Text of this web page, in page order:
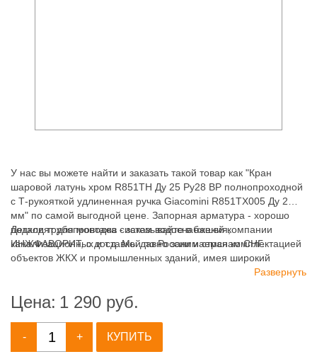
У нас вы можете найти и заказать такой товар как "Кран
шаровой латунь хром R851TH Ду 25 Ру28 ВР полнопроходной
с Т-рукояткой удлиненная ручка Giacomini R851TX005 Ду 25
мм" по самой выгодной цене. Запорная арматура - хорошо
подходят для монтажа систем водоснабжения,
канализационных и т.д. Мы давно занимаемся комплектацией
объектов ЖКХ и промышленных зданий, имея широкий
Детали трубопроводов - заказывайте в нашей компании
ИНЖФАВОРИТ, с доставкой по России и странам СНГ.
Развернуть
Цена: 1 290 руб.
- + КУПИТЬ